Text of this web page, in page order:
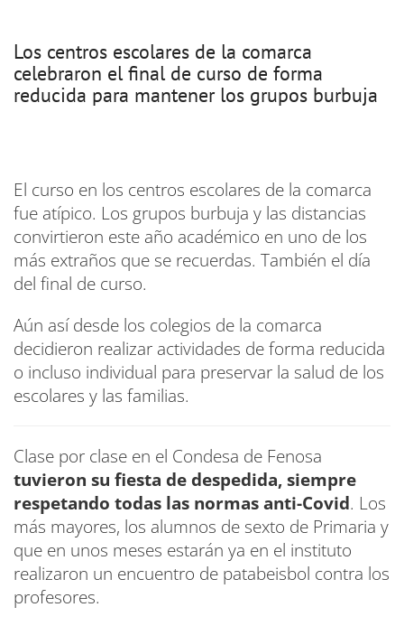
Los centros escolares de la comarca
celebraron el final de curso de forma
reducida para mantener los grupos burbuja
El curso en los centros escolares de la comarca
fue atípico. Los grupos burbuja y las distancias
convirtieron este año académico en uno de los
más extraños que se recuerdas. También el día
del final de curso.
Aún así desde los colegios de la comarca
decidieron realizar actividades de forma reducida
o incluso individual para preservar la salud de los
escolares y las familias.
Clase por clase en el Condesa de Fenosa
tuvieron su fiesta de despedida, siempre
respetando todas las normas anti-Covid. Los
más mayores, los alumnos de sexto de Primaria y
que en unos meses estarán ya en el instituto
realizaron un encuentro de patabeisbol contra los
profesores.